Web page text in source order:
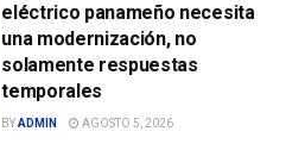
eléctrico panameño necesita
una modernización, no
solamente respuestas
temporales
BYADMIN AGOSTO 5, 2026